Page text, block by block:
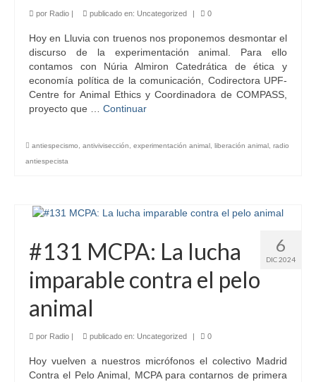
por Radio | publicado en: Uncategorized | 0
Hoy en Lluvia con truenos nos proponemos desmontar el
discurso de la experimentación animal. Para ello
contamos con Núria Almiron Catedrática de ética y
economía política de la comunicación, Codirectora UPF-
Centre for Animal Ethics y Coordinadora de COMPASS,
proyecto que … Continuar
antiespecismo antivivisección experimentación animal liberación animal radio
antiespecista
6
DIC 2024
#131 MCPA: La lucha
imparable contra el pelo
animal
por Radio publicado en: Uncategorized 0
Hoy vuelven a nuestros micrófonos el colectivo Madrid
Contra el Pelo Animal, MCPA para contarnos de primera